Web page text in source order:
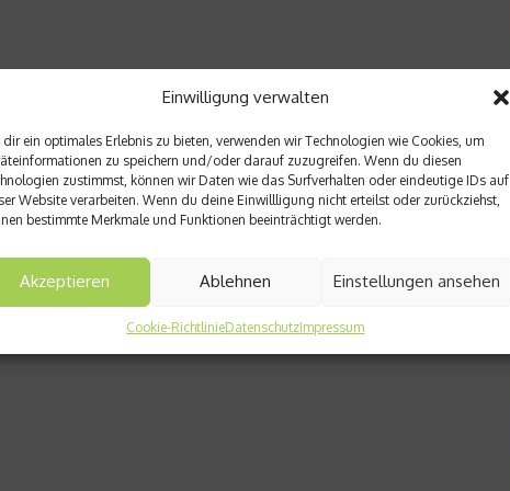
Einwilligung verwalten
dir ein optimales Erlebnis zu bieten, verwenden wir Technologien wie Cookies, um
zu speichern und/oder darauf zuzugreifen. Wenn du diesen
zustimmst, können wir Daten wie das Surfverhalten oder eindeutige IDs auf
Website verarbeiten. Wenn du deine Einwillligung nicht erteilst oder zurückziehst,
bestimmte Merkmale und Funktionen beeinträchtigt werden.
Akzeptieren Ablehnen Einstellungen ansehen
Cookie-RichtlinieDatenschutzImpressum